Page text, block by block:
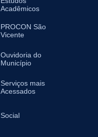
Acadêmicos
PROCON São
Vicente
Ouvidoria do
Município
Serviços mais
Acessados
Social